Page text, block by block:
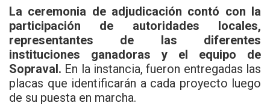
La ceremonia de adjudicación contó con la
participación de autoridades locales,
representantes de las diferentes
instituciones ganadoras y el equipo de
Sopraval. En la instancia, fueron entregadas las
placas que identificarán a cada proyecto luego
de su puesta en marcha.